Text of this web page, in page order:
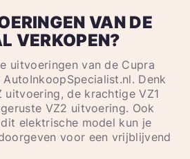
VAN DE
VERKOPEN?
uitvoeringen van de Cupra
Denk
uitvoering, de krachtige VZ1
VZ2 uitvoering. Ook
elektrische model kun je
voor een vrijblijvend